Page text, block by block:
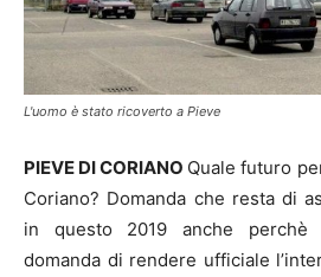
L'uomo è stato ricoverto a Pieve
PIEVE DI CORIANO Quale futuro
Coriano? Domanda che resta di
in questo 2019 anche perchè
domanda di rendere ufficiale